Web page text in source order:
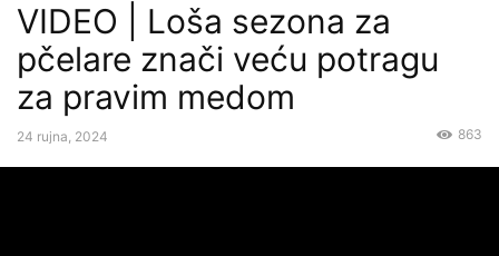
VIDEO | Loša sezona za
pčelare znači veću potragu
za pravim medom
24 rujna, 2024 863